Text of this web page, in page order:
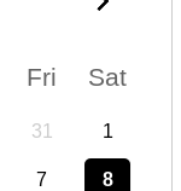
Fri Sat
31 1
7 8